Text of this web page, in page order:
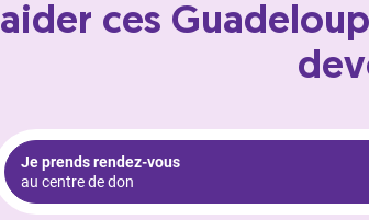
aider ces
Je prends rendez-vous
au centre de don